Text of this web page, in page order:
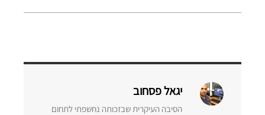
יגאל פסחוב
הסיבה העיקרית שבזכותה נחשפתי לתחום